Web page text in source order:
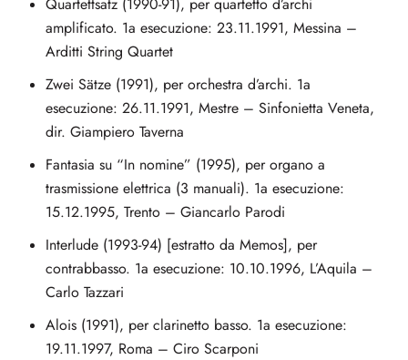
Quartettsatz (1990-91), per quartetto d’archi
amplificato. 1a esecuzione: 23.11.1991, Messina –
Arditti String Quartet
Zwei Sätze (1991), per orchestra d’archi. 1a
esecuzione: 26.11.1991, Mestre – Sinfonietta Veneta,
dir. Giampiero Taverna
Fantasia su “In nomine” (1995), per organo a
trasmissione elettrica (3 manuali). 1a esecuzione:
15.12.1995, Trento – Giancarlo Parodi
Interlude (1993-94) [estratto da Memos], per
contrabbasso. 1a esecuzione: 10.10.1996, L’Aquila –
Carlo Tazzari
Alois (1991), per clarinetto basso. 1a esecuzione:
19.11.1997, Roma – Ciro Scarponi